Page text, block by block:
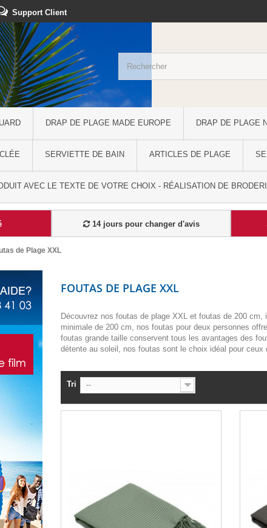
Support Client
DRAP DE PLAGE MADE EUROPE DRAP DE PLAGE
SERVIETTE DE BAIN ARTICLES DE PLAGE
AVEC LE TEXTE DE VOTRE CHOIX - RÉALISATION DE
14 jours pour changer d'avis
de Plage XXL
FOUTAS DE PLAGE XXL
Découvrez nos foutas de plage XXL et foutas de 200
minimale de 200 cm, nos foutas pour deux personnes
foutas grande taille conservent tous les avantages des
détente au soleil, nos foutas sont le choix idéal pour
Tri --